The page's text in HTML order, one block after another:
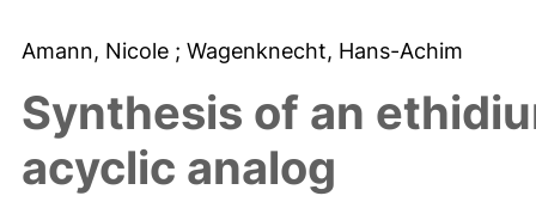
Amann, Nicole ; Wagenknecht, Hans-Achim
Synthesis of an
acyclic analog